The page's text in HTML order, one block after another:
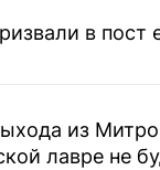
в пост
из
лавре не